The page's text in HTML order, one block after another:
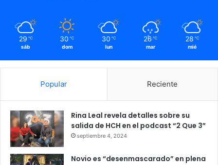
29 ℃
sáb
30 ℃
dom
30 ℃
lun
26 ℃
mar
28 ℃
mié
Popular Reciente
Rina Leal revela detalles sobre su
salida de HCH en el podcast “2 Que 3”
septiembre 4, 2024
Novio es “desenmascarado” en plena